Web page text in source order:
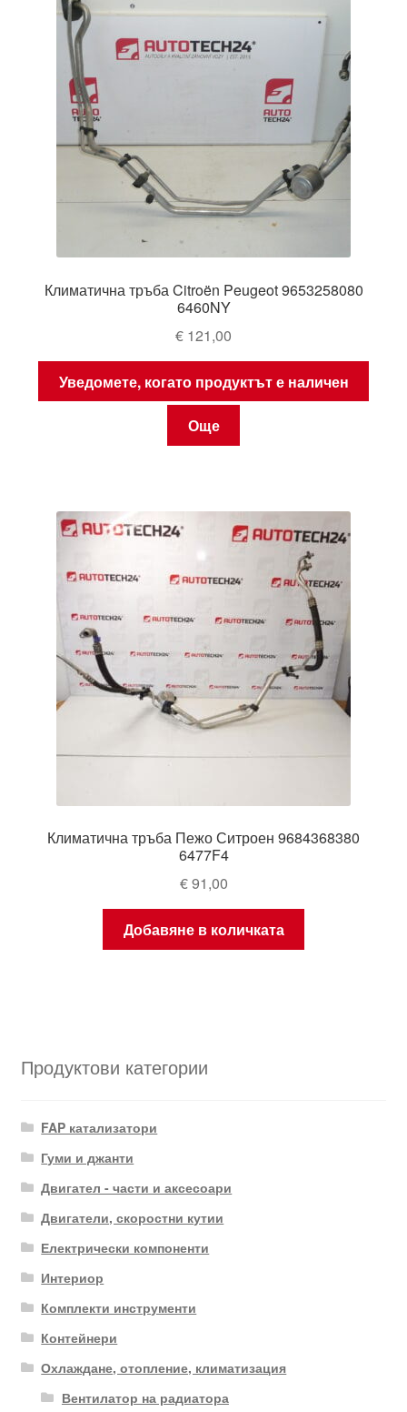
Климатична тръба Citroën Peugeot 9653258080
6460NY
€ 121,00
Уведомете, когато продуктът е наличен
Още
Климатична тръба Пежо Ситроен 9684368380
6477F4
€91,00
Добавяне в количката
Продуктови категории
FAP катализатори
Гуми и джанти
Двигател - части и аксесоари
Двигатели, скоростни кутии
Електрически компоненти
Интериор
Комплекти инструменти
Контейнери
Охлаждане, отопление, климатизация
Вентилатор на радиатора